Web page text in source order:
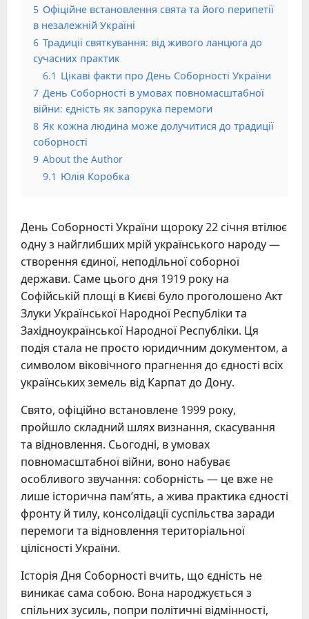
5 Офіційне встановлення свята та його перипетії
в незалежній Україні
6 Традиції святкування: від живого ланцюга до
сучасних практик
6.1 Цікаві факти про День Соборності України
7 День Соборності в умовах повномасштабної
війни: єдність як запорука перемоги
8 Як кожна людина може долучитися до традиції
соборності
9 About the Author
9.1 Юлія Коробка
День Соборності України щороку 22 січня втілює
одну з найглибших мрій українського народу —
створення єдиної, неподільної соборної
держави. Саме цього дня 1919 року на
Софійській площі в Києві було проголошено Акт
Злуки Української Народної Республіки та
Західноукраїнської Народної Республіки. Ця
подія стала не просто юридичним документом, а
символом віковічного прагнення до єдності всіх
українських земель від Карпат до Дону.
Свято, офіційно встановлене 1999 року,
пройшло складний шлях визнання, скасування
та відновлення. Сьогодні, в умовах
повномасштабної війни, воно набуває
особливого звучання: соборність — це вже не
лише історична пам’ять, а жива практика єдності
фронту й тилу, консолідації суспільства заради
перемоги та відновлення територіальної
цілісності України.
Історія Дня Соборності вчить, що єдність не
виникає сама собою. Вона народжується з
спільних зусиль, попри політичні відмінності,